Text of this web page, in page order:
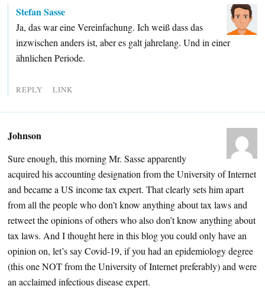
Stefan Sasse
Ja, das war eine Vereinfachung. Ich weiß dass das
inzwischen anders ist, aber es galt jahrelang. Und in einer
ähnlichen Periode.
REPLY LINK
Johnson
Sure enough, this morning Mr. Sasse apparently
acquired his accounting designation from the University of Internet
and became a US income tax expert. That clearly sets him apart
from all the people who don’t know anything about tax laws and
retweet the opinions of others who also don’t know anything about
tax laws. And I thought here in this blog you could only have an
opinion on, let’s say Covid-19, if you had an epidemiology degree
(this one NOT from the University of Internet preferably) and were
an acclaimed infectious disease expert.